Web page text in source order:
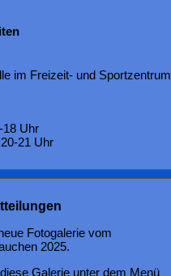
im Freizeit- und Sportzentrum
18 Uhr
21 Uhr
Fotogalerie vom
2025.
Galerie unter dem Menü